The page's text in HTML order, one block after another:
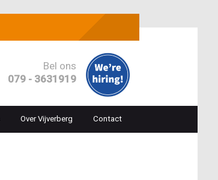
Bel ons
079 - 3631919
Over Vijverberg Contact